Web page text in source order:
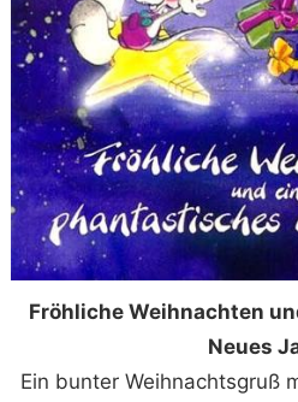
Fröhliche Weihnachten
Neues
Ein bunter Weihnachtsgruß